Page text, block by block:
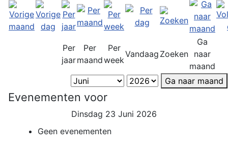
Per
jaar
Per
maand
Per
week
Vandaag Zoeken
Ga
naar
maand
Ga naar maand
Evenementen voor
Dinsdag 23 Juni 2026
Geen evenementen